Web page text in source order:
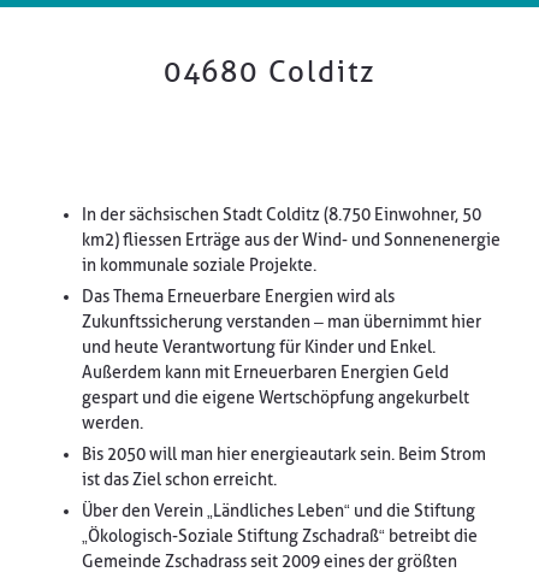
04680 Colditz
In der sächsischen Stadt Colditz (8.750 Einwohner, 50
km2) fliessen Erträge aus der Wind- und Sonnenenergie
in kommunale soziale Projekte.
Das Thema Erneuerbare Energien wird als
Zukunftssicherung verstanden – man übernimmt hier
und heute Verantwortung für Kinder und Enkel.
Außerdem kann mit Erneuerbaren Energien Geld
gespart und die eigene Wertschöpfung angekurbelt
werden.
Bis 2050 will man hier energieautark sein. Beim Strom
ist das Ziel schon erreicht.
Über den Verein „Ländliches Leben“ und die Stiftung
„Ökologisch-Soziale Stiftung Zschadraß“ betreibt die
Gemeinde Zschadrass seit 2009 eines der größten